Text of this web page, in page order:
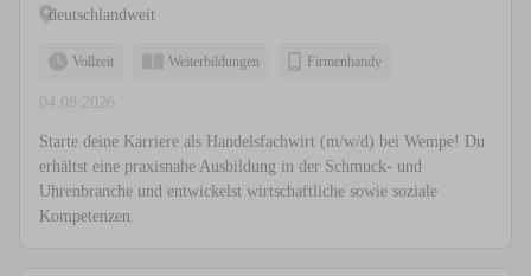
deutschlandweit
Vollzeit Weiterbildungen Firmenhandy
04.08.2026
Starte deine Karriere als Handelsfachwirt (m/w/d) bei Wempe! Du
erhältst eine praxisnahe Ausbildung in der Schmuck- und
Uhrenbranche und entwickelst wirtschaftliche sowie soziale
Kompetenzen.